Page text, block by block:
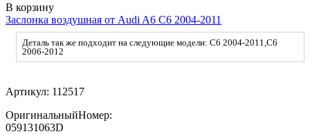
В корзину
Заслонка воздушная от Audi A6 C6 2004-2011
Деталь так же подходит на следующие модели: C6 2004-2011,C6
2006-2012
Артикул: 112517
ОригинальныйНомер:
059131063D